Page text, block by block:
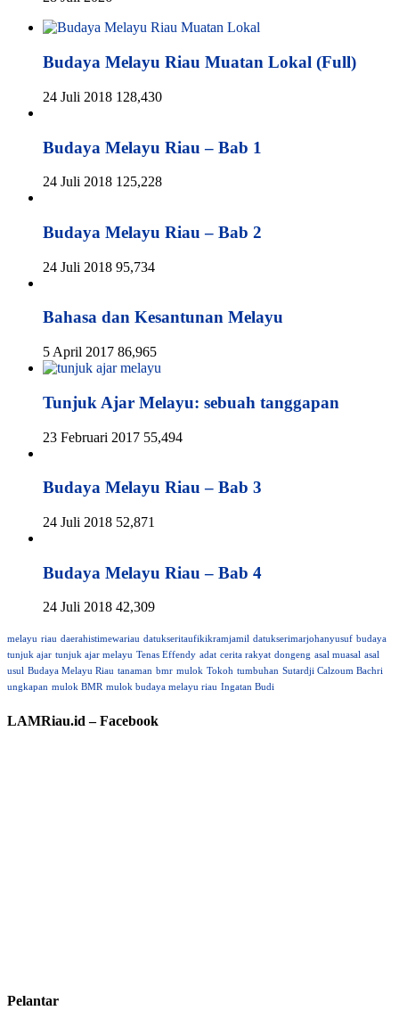
Budaya Melayu Riau Muatan Lokal (Full)
24 Juli 2018 128,430
Budaya Melayu Riau – Bab 1
24 Juli 2018 125,228
Budaya Melayu Riau – Bab 2
24 Juli 2018 95,734
Bahasa dan Kesantunan Melayu
5 April 2017 86,965
Tunjuk Ajar Melayu: sebuah tanggapan
23 Februari 2017 55,494
Budaya Melayu Riau – Bab 3
24 Juli 2018 52,871
Budaya Melayu Riau – Bab 4
24 Juli 2018 42,309
melayu riau daerahistimewariau datukseritaufikikramjamil datukserimarjohanyusuf budaya
tunjuk ajar tunjuk ajar melayu Tenas Effendy adat cerita rakyat dongeng asal muasal asal
usul Budaya Melayu Riau tanaman bmr mulok Tokoh tumbuhan Sutardji Calzoum Bachri
ungkapan mulok BMR mulok budaya melayu riau Ingatan Budi
LAMRiau.id – Facebook
Pelantar